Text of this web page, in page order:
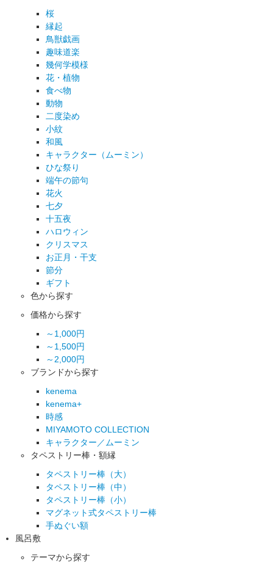
桜
縁起
鳥獣戯画
趣味道楽
幾何学模様
花・植物
食べ物
動物
二度染め
小紋
和風
キャラクター（ムーミン）
ひな祭り
端午の節句
花火
七夕
十五夜
ハロウィン
クリスマス
お正月・干支
節分
ギフト
色から探す
価格から探す
～1,000円
～1,500円
～2,000円
ブランドから探す
kenema
kenema+
時感
MIYAMOTO COLLECTION
キャラクター／ムーミン
タペストリー棒・額縁
タペストリー棒（大）
タペストリー棒（中）
タペストリー棒（小）
マグネット式タペストリー棒
手ぬぐい額
風呂敷
テーマから探す